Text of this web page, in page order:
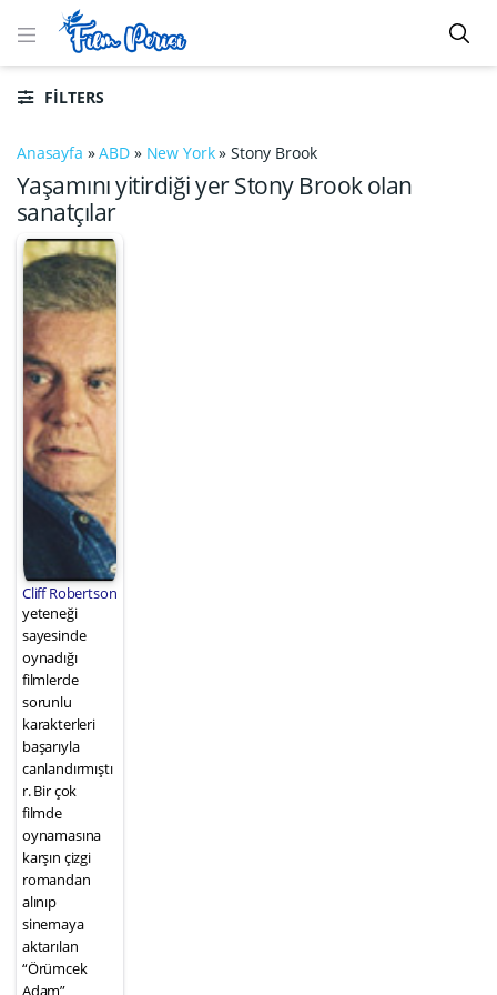
FILTERS
Anasayfa »ABD » New York»Stony Brook
Yaşamını yitirdiği yer Stony Brook olan
sanatçılar
Cliff Robertson
yeteneği
sayesinde
oynadığı
filmlerde
sorunlu
karakterleri
başarıyla
canlandırmıştı
r. Bir çok
filmde
oynamasına
karşın çizgi
romandan
alınıp
sinemaya
aktarılan
“Örümcek